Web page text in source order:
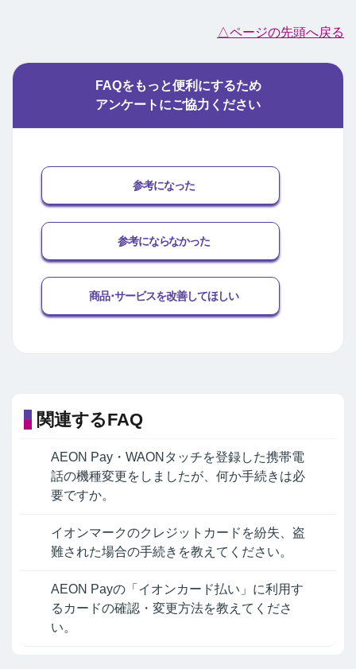
△ページの先頭へ戻る
FAQをもっと便利にするため
アンケートにご協力ください
参考になった
参考にならなかった
商品･サービスを改善してほしい
関連するFAQ
AEON Pay・WAONタッチを登録した携帯電
話の機種変更をしましたが、何か手続きは必
要ですか。
イオンマークのクレジットカードを紛失、盗
難された場合の手続きを教えてください。
AEON Payの「イオンカード払い」に利用す
るカードの確認・変更方法を教えてくださ
い。